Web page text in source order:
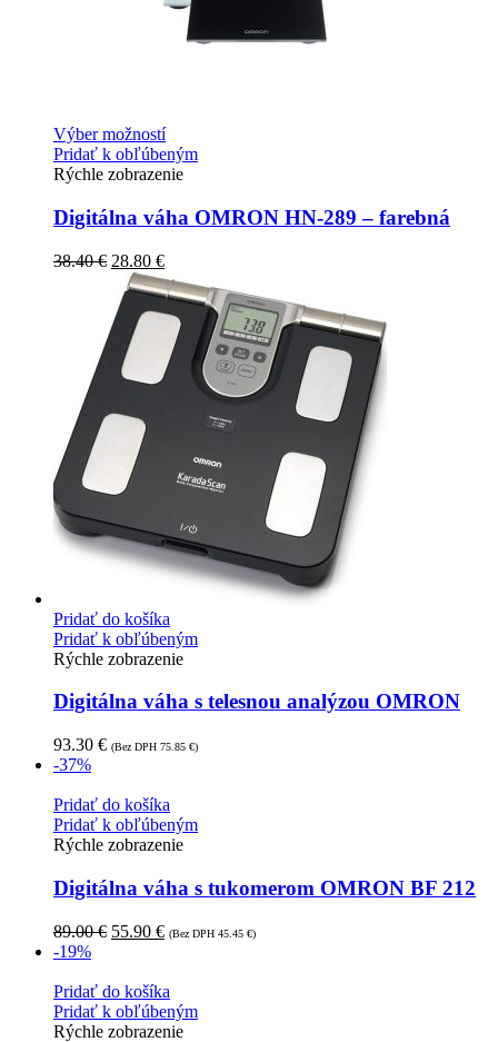
Výber možností
Pridať k obľúbeným
Rýchle zobrazenie
Digitálna váha OMRON HN-289 – farebná
38.40€ 28.80 €
Pridať do košíka
Pridať k obľúbeným
Rýchle zobrazenie
Digitálna váha s telesnou analýzou OMRON
93.30 € (Bez DPH 75.85 €)
-37%
Pridať do košíka
Pridať k obľúbeným
Rýchle zobrazenie
Digitálna váha s tukomerom OMRON BF 212
89.00€ 55.90 € (Bez DPH 45.45 €)
-19%
Pridať do košíka
Pridať k obľúbeným
Rýchle zobrazenie